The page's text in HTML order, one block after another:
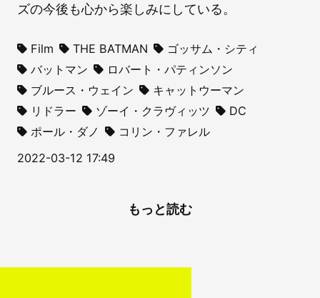
ズの今後も心から楽しみにしている。
Film THE BATMAN
ゴッサム・シティ
バットマン
ロバート・パティンソン
ブルース・ウェイン
キャットウーマン
リドラー
ゾーイ・クラヴィッツ
DC
ポール・ダノ
コリン・ファレル
2022-03-12 17:49
もっと読む